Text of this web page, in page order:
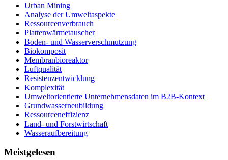
Urban Mining
Analyse der Umweltaspekte
Ressourcenverbrauch
Plattenwärmetauscher
Boden- und Wasserverschmutzung
Biokomposit
Membranbioreaktor
Luftqualität
Resistenzentwicklung
Komplexität
Umweltorientierte Unternehmensdaten im B2B-Kontext
Grundwasserneubildung
Ressourceneffizienz
Land- und Forstwirtschaft
Wasseraufbereitung
Meistgelesen